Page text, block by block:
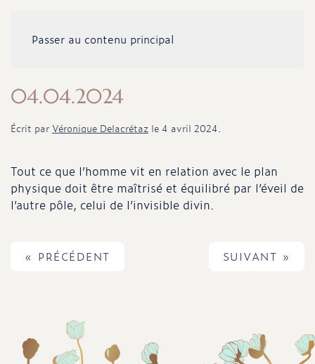
Passer au contenu principal
04.04.2024
Écrit par Véronique Delacrétaz le 4 avril 2024.
Tout ce que l’homme vit en relation avec le plan
physique doit être maîtrisé et équilibré par l’éveil de
l’autre pôle, celui de l’invisible divin.
« PRÉCÉDENT SUIVANT »